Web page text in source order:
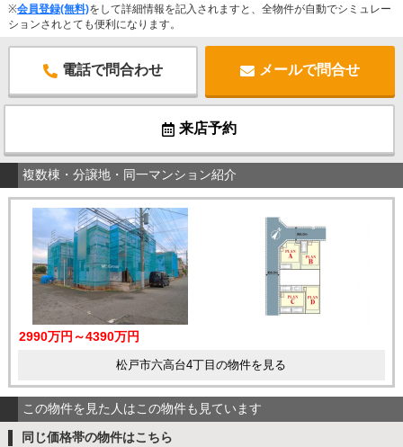
※会員登録(無料)をして詳細情報を記入されますと、全物件が自動でシミュレー
ションされとても便利になります。
電話で問合わせ メールで問合せ
来店予約
複数棟・分譲地・同一マンション紹介
2990万円～4390万円
松戸市六高台4丁目の物件を見る
この物件を見た人はこの物件も見ています
同じ価格帯の物件はこちら